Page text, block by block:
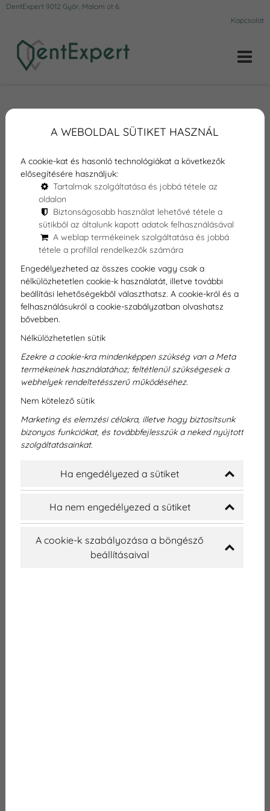
DentExpert 9012 Győr, Malom út 6.
Kapcsolat
Foglaljon időpontot egyszerűen formunk
Kezelés
Név
E-mail
Telefon
Miben
« 2026. AUGUSZTUS
H K Sze
27 28 29 30 31 1
3
4
11 12 13 14
16
24
25 26 27 28 29
30
31
1 2 3 4 5
A WEBOLDAL SÜTIKET HASZNÁL
A cookie-kat és hasonló technológiákat a következők
elősegítésére használjuk:
Tartalmak szolgáltatása és jobbá tétele az
oldalon
Biztonságosabb használat lehetővé tétele a
sütikből az általunk kapott adatok felhasználásával
A weblap termékeinek szolgáltatása és jobbá
tétele a profillal rendelkezők számára
Engedélyezheted az összes cookie vagy csak a
nélkülözhetetlen cookie-k használatát, illetve további
beállítási lehetőségekből választhatsz. A cookie-król és a
felhasználásukról a cookie-szabályzatban olvashatsz
bővebben.
Nélkülözhetetlen sütik
Ezekre a cookie-kra mindenképpen szükség van a Meta
termékeinek használatához; feltétlenül szükségesek a
webhelyek rendeltetésszerű működéséhez.
Nem kötelező sütik
Marketing és elemzési célokra, illetve hogy biztosítsunk
bizonyos funkciókat, és továbbfejlesszük a neked nyújtott
szolgáltatásainkat.
Ha engedélyezed a sütiket
Ha nem engedélyezed a sütiket
A cookie-k szabályozása a böngésző
beállításaival